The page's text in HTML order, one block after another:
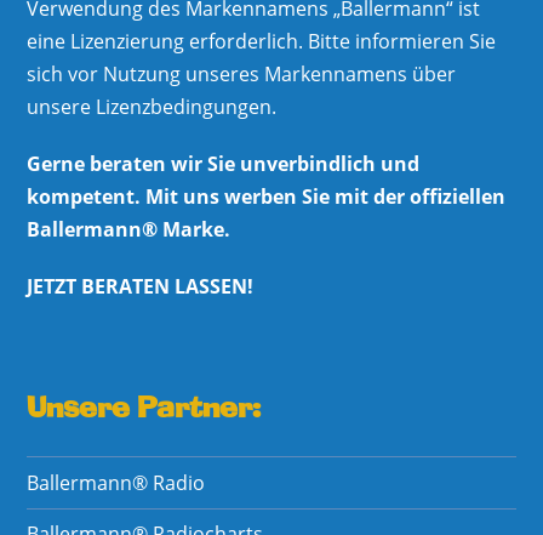
Verwendung des Markennamens „Ballermann“ ist
eine Lizenzierung erforderlich. Bitte informieren Sie
sich vor Nutzung unseres Markennamens über
unsere Lizenzbedingungen.
Gerne beraten wir Sie unverbindlich und
kompetent. Mit uns werben Sie mit der offiziellen
Ballermann® Marke.
JETZT BERATEN LASSEN!
Unsere Partner:
Ballermann® Radio